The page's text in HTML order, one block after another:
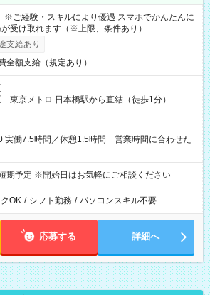
ご経験・スキルにより優遇 スマホでかんたんに
受け取れます（※上限、条件あり）
支給あり
全額支給（規定あり）
東京メトロ 日本橋駅から直結（徒歩1分）
期予定 ※開始日はお気軽にご相談ください
OK / シフト勤務 / パソコンスキル不要
応募する 詳細へ